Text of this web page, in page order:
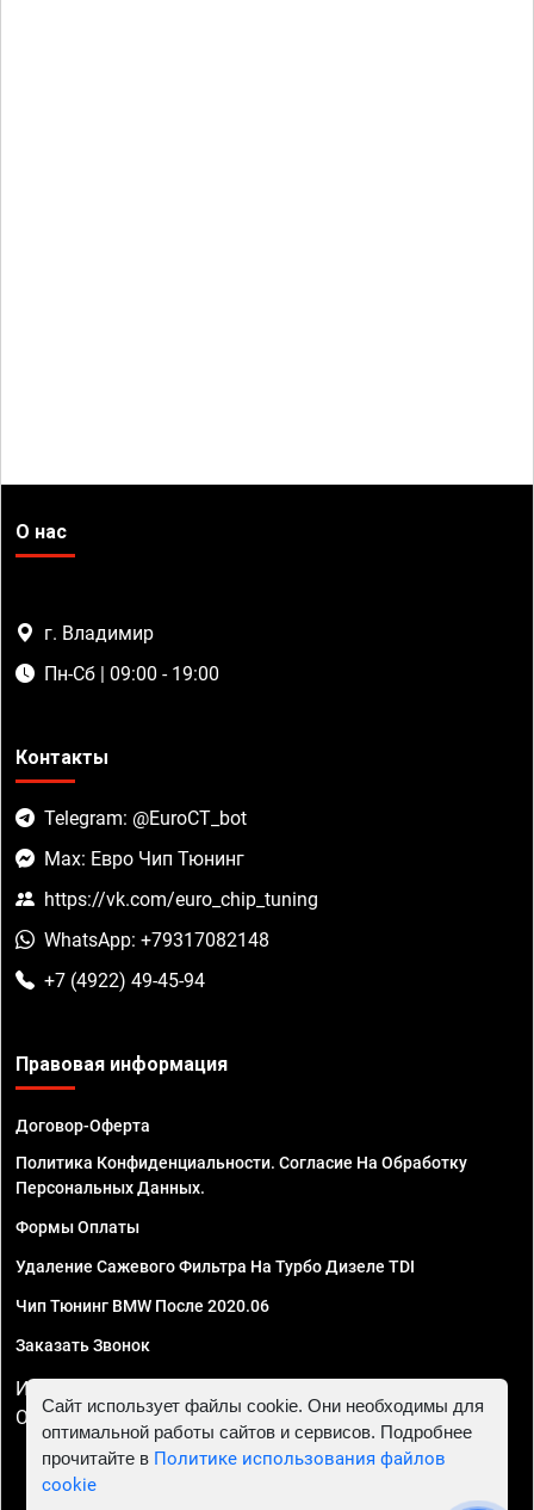
О нас
г. Владимир
Пн-Сб | 09:00 - 19:00
Контакты
Telegram: @EuroCT_bot
Max: Евро Чип Тюнинг
https://vk.com/euro_chip_tuning
WhatsApp: +79317082148
+7 (4922) 49-45-94
Правовая информация
Договор-Оферта
Политика Конфиденциальности. Согласие На Обработку
Персональных Данных.
Формы Оплаты
Удаление Сажевого Фильтра На Турбо Дизеле TDI
Чип Тюнинг BMW После 2020.06
Заказать Звонок
ИП Смирнов Георгий Павлович. ИНН 781302555843,
ОГРНИП 324470400032610
Сайт использует файлы cookie. Они необходимы для
оптимальной работы сайтов и сервисов. Подробнее
прочитайте в Политике использования файлов
cookie